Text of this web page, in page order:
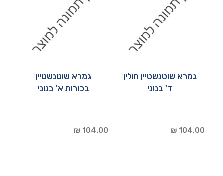
גמרא שוטנשטיין חולין
ד' בנוני
104.00 ₪
גמרא שוטנשטיין
בכורות א' בנוני
104.00 ₪